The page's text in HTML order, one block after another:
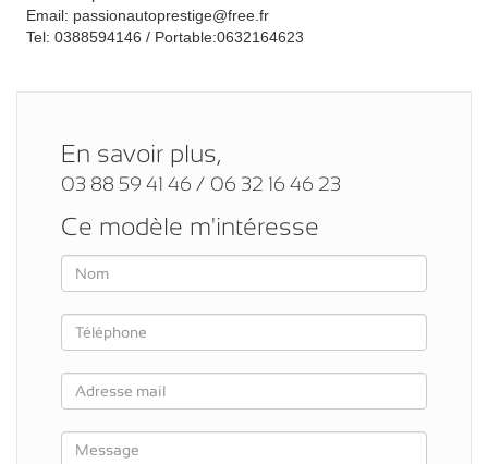
Email: passionautoprestige@free.fr
Tel: 0388594146 / Portable:0632164623
En savoir plus,
03 88 59 41 46 / 06 32 16 46 23
Ce modèle m'intéresse